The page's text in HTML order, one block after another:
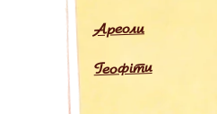
Ареоли
Геофіти